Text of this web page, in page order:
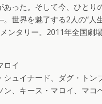
あった。そして今、ひとり
世界を魅了する2人の“人
ンタリー。2011年全国劇
ロイ
ュイナード、ダグ・トン
ン、キース・マロイ、マコ